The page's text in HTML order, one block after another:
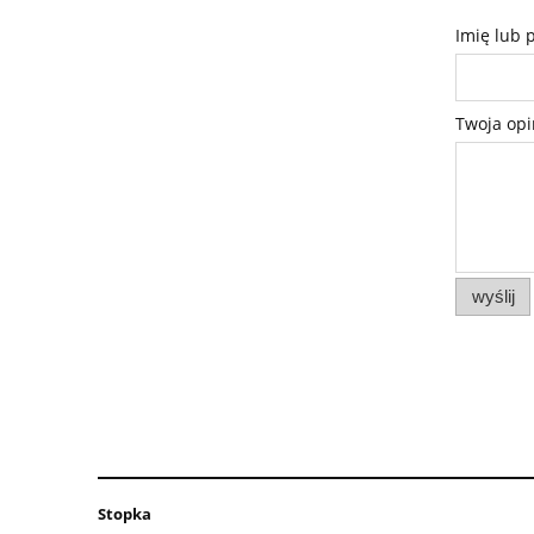
Imię lub
Twoja
wyślij
Stopka